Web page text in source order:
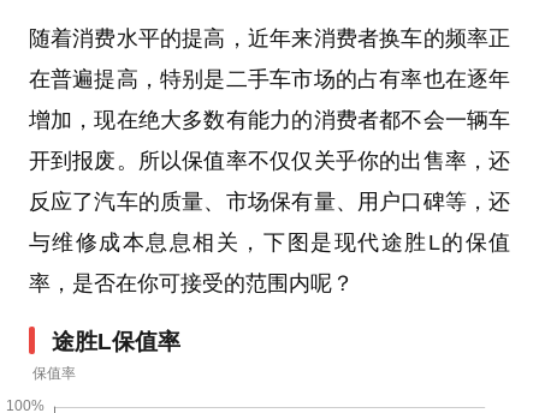
随着消费水平的提高，近年来消费者换车的频率正
在普遍提高，特别是二手车市场的占有率也在逐年
增加，现在绝大多数有能力的消费者都不会一辆车
开到报废。所以保值率不仅仅关乎你的出售率，还
反应了汽车的质量、市场保有量、用户口碑等，还
与维修成本息息相关，下图是现代途胜L的保值
率，是否在你可接受的范围内呢？
途胜L保值率